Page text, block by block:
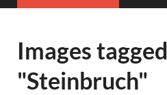
Images tagged
"Steinbruch"